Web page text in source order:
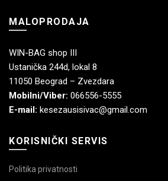
MALOPRODAJA
WIN-BAG shop III
Ustanička 244d, lokal 8
11050 Beograd – Zvezdara
Mobilni/Viber: 066556-5555
E-mail: kesezausisivac@gmail.com
KORISNIČKI SERVIS
Politika privatnosti